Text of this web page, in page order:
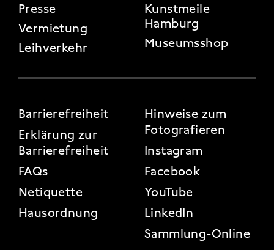
Presse
Vermietung
Leihverkehr
Kunstmeile
Hamburg
Museumsshop
FOOTER 3
Barrierefreiheit
Erklärung zur
Barrierefreiheit
FAQs
Netiquette
Hausordnung
Hinweise zum
Fotografieren
Instagram
Facebook
YouTube
LinkedIn
Sammlung-Online